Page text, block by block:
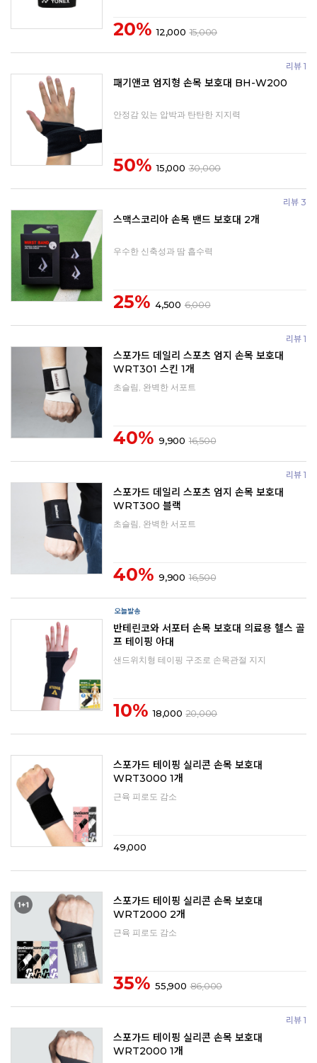
20% 12,000 15,000
리뷰 1
패기앤코 엄지형 손목 보호대 BH-W200
안정감 있는 압박과 탄탄한 지지력
50% 15,000 30,000
리뷰 3
스맥스코리아 손목 밴드 보호대 2개
우수한 신축성과 땀 흡수력
25% 4,500 6,000
리뷰 1
스포가드 데일리 스포츠 엄지 손목 보호대
WRT301 스킨 1개
초슬림, 완벽한 서포트
40% 9,900 16,500
리뷰 1
스포가드 데일리 스포츠 엄지 손목 보호대
WRT300 블랙
초슬림, 완벽한 서포트
40% 9,900 16,500
반테린코와 서포터 손목 보호대 의료용 헬스 골
프 테이핑 아대
샌드위치형 테이핑 구조로 손목관절 지지
10% 18,000 20,000
스포가드 테이핑 실리콘 손목 보호대
WRT3000 1개
근육 피로도 감소
49,000
스포가드 테이핑 실리콘 손목 보호대
WRT2000 2개
근육 피로도 감소
35% 55,900 86,000
리뷰 1
스포가드 테이핑 실리콘 손목 보호대
WRT2000 1개